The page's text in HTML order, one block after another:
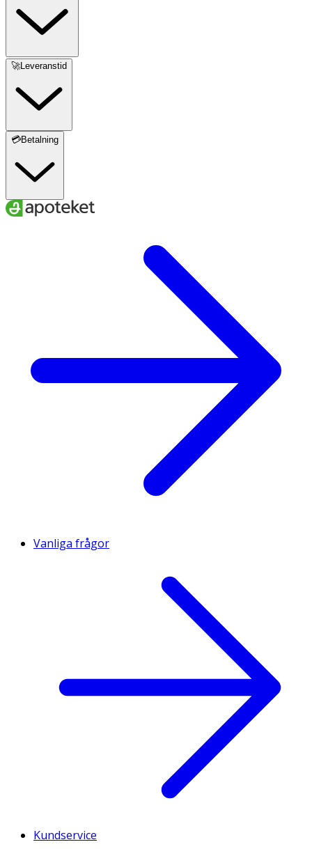
🚀Leveranstid
💳Betalning
Vanliga frågor
Kundservice